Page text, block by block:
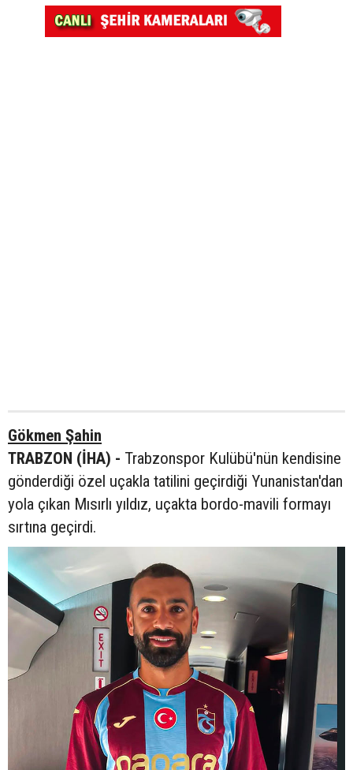
Gökmen Şahin
TRABZON (İHA) - Trabzonspor Kulübü'nün kendisine
gönderdiği özel uçakla tatilini geçirdiği Yunanistan'dan
yola çıkan Mısırlı yıldız, uçakta bordo-mavili formayı
sırtına geçirdi.